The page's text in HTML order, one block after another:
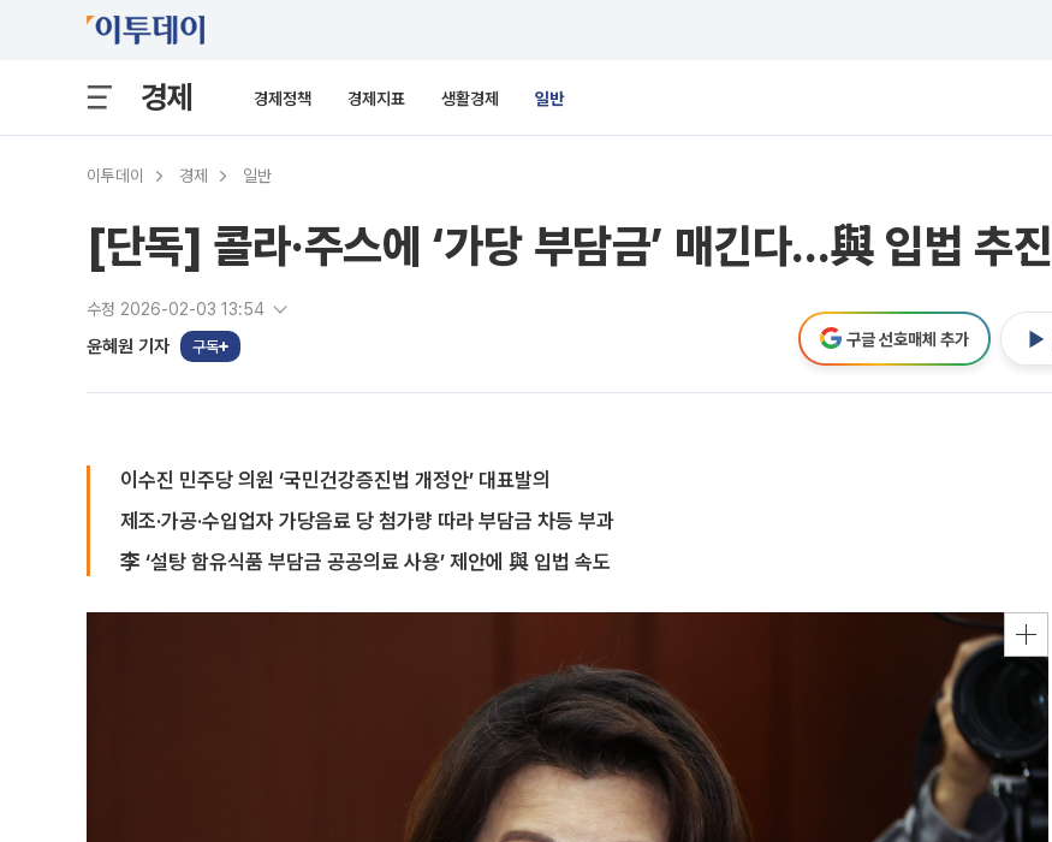
경제 경제정책 경제지표 생활경제 일반
이투데이 경제 일반
[단독] 콜라·주스에 ‘가당 부담금’ 매긴다...與 입법 추진
수정 2026-02-03 13:54
윤혜원 기자 구독 구글 선호매체 추가
이수진 민주당 의원 ‘국민건강증진법 개정안’ 대표발의
제조·가공·수입업자 가당음료 당 첨가량 따라 부담금 차등 부과
李 ‘설탕 함유식품 부담금 공공의료 사용’ 제안에 與 입법 속도